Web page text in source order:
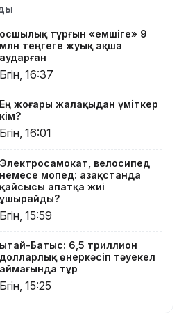
Қазақстан
сұраныс
артып
келеді: ең
ірі
елдер
белгілі
болды
Шығыс
Қазақстан
Dongfeng
Motor
компаниясымен
инвестициялық
жобаларды
жүзеге
асыруға
Қосшылық тұрғын «емшіге» 9
млн теңгеге жуық ақша
аударған
Бүгін, 16:37
Ең жоғары жалақыдан үміткер
кім?
Бүгін, 16:01
Электросамокат, велосипед
немесе мопед: Қазақстанда
қайсысы апатқа жиі
ұшырайды?
Бүгін, 15:59
Қытай-Батыс: 6,5 триллион
долларлық өнеркәсіп тәуекел
аймағында тұр
Бүгін, 15:25